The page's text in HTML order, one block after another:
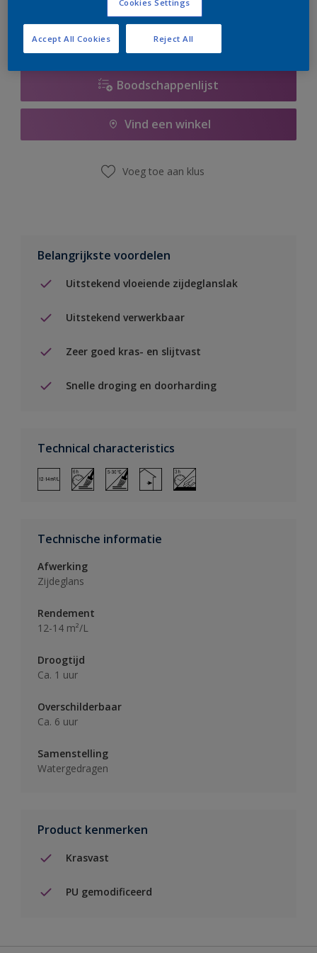
Boodschappenlijst
Vind een winkel
Voeg toe aan klus
Belangrijkste voordelen
Uitstekend vloeiende zijdeglanslak
Uitstekend verwerkbaar
Zeer goed kras- en slijtvast
Snelle droging en doorharding
Technical characteristics
Technische informatie
Afwerking
Zijdeglans
Rendement
12-14 m²/L
Droogtijd
Ca. 1 uur
Overschilderbaar
Ca. 6 uur
Samenstelling
Watergedragen
Product kenmerken
Krasvast
PU gemodificeerd
Cookies Settings
Reject All
Accept All Cookies